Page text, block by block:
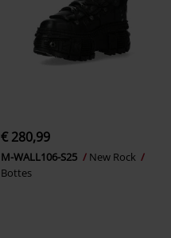
€ 280,99
M-WALL106-S25
New Rock
Bottes